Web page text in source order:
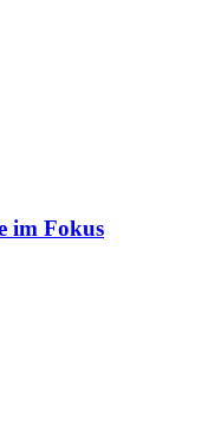
im Fokus